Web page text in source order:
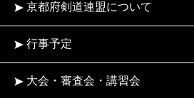
京都府剣道連盟について
行事予定
大会・審査会・講習会